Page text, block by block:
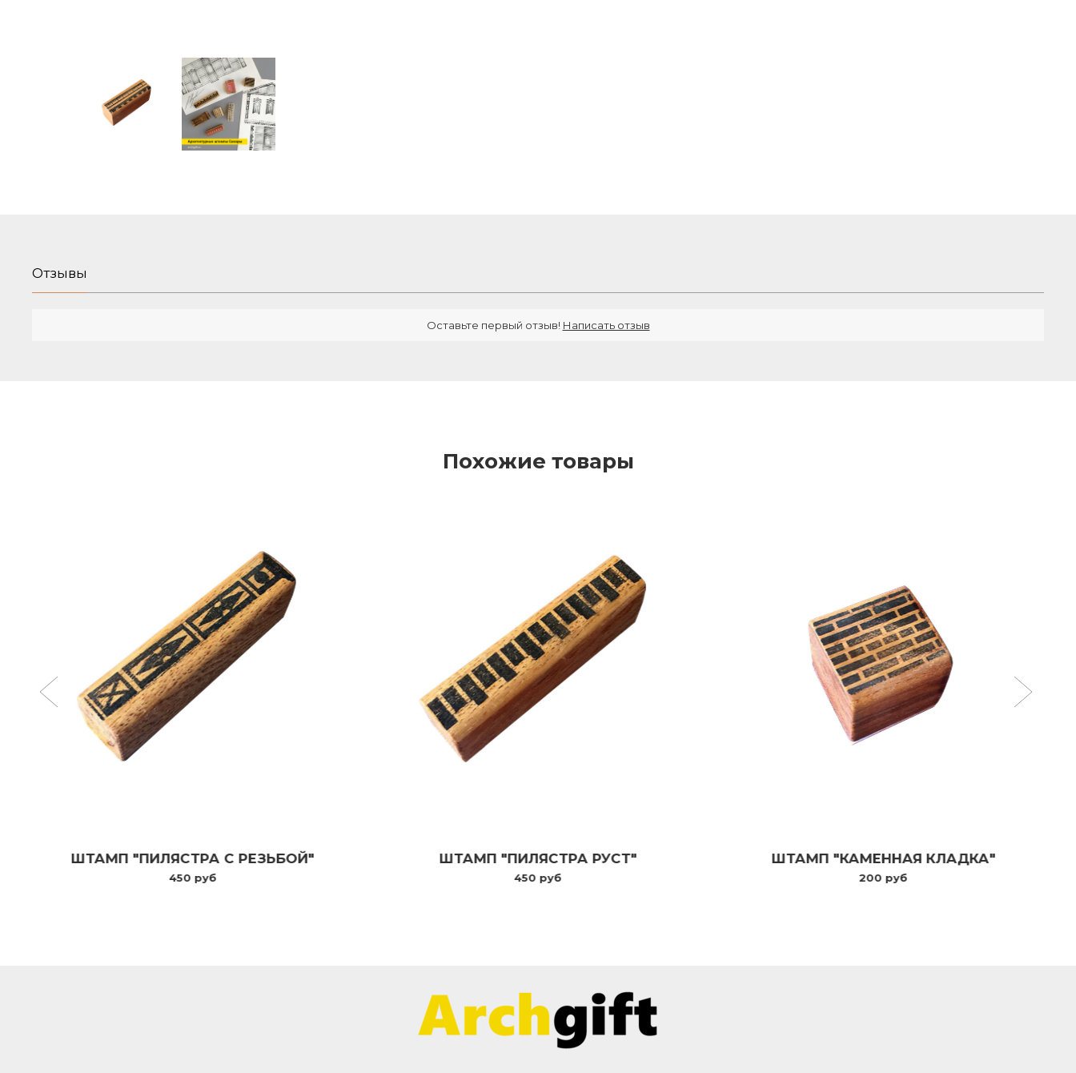
Отзывы
Оставьте первый отзыв! Написать отзыв
Похожие товары
ШТАМП "ПИЛЯСТРА С РЕЗЬБОЙ"
450 руб
ШТАМП "ПИЛЯСТРА РУСТ"
450 руб
ШТАМП "КАМЕННАЯ КЛАДКА"
200 руб